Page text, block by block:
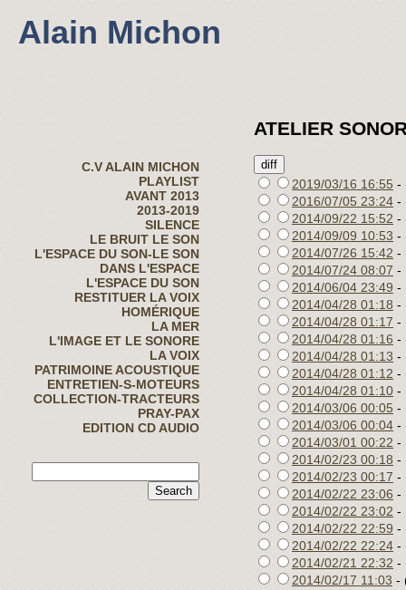
Alain Michon
C.V ALAIN MICHON
PLAYLIST
AVANT 2013
2013-2019
SILENCE
LE BRUIT LE SON
L'ESPACE DU SON-LE SON
DANS L'ESPACE
L'ESPACE DU SON
RESTITUER LA VOIX
HOMÉRIQUE
LA MER
L'IMAGE ET LE SONORE
LA VOIX
PATRIMOINE ACOUSTIQUE
ENTRETIEN-S-MOTEURS
COLLECTION-TRACTEURS
PRAY-PAX
EDITION CD AUDIO
ATELIER
2019/03/16 16:55 -
2016/07/05 23:24 -
2014/09/22 15:52 -
2014/09/09 10:53 -
2014/07/26 15:42 -
2014/07/24 08:07 -
2014/06/04 23:49 -
2014/04/28 01:18 -
2014/04/28 01:17 -
2014/04/28 01:16 -
2014/04/28 01:13 -
2014/04/28 01:12 -
2014/04/28 01:10 -
2014/03/06 00:05 -
2014/03/06 00:04 -
2014/03/01 00:22 -
2014/02/23 00:18 -
2014/02/23 00:17 -
2014/02/22 23:06 -
2014/02/22 23:02 -
2014/02/22 22:59 -
2014/02/22 22:24 -
2014/02/21 22:32 -
2014/02/17 11:03 -